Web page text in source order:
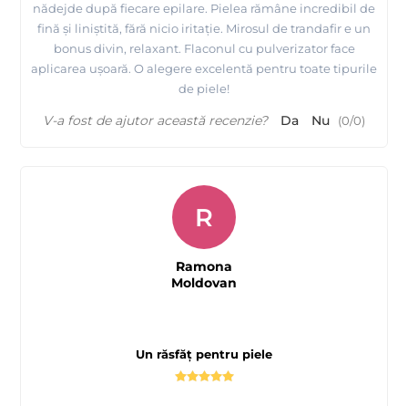
nădejde după fiecare epilare. Pielea rămâne incredibil de
fină și liniștită, fără nicio iritație. Mirosul de trandafir e un
bonus divin, relaxant. Flaconul cu pulverizator face
aplicarea ușoară. O alegere excelentă pentru toate tipurile
de piele!
V-a fost de ajutor această recenzie? Da Nu (0/0)
Un răsfăț pentru piele
R
Ramona
Moldovan